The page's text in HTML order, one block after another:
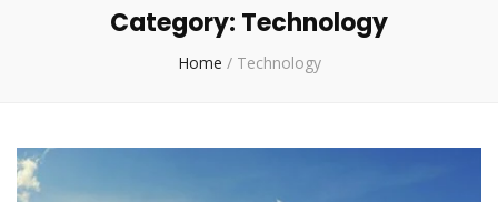
Category: Technology
Home / Technology